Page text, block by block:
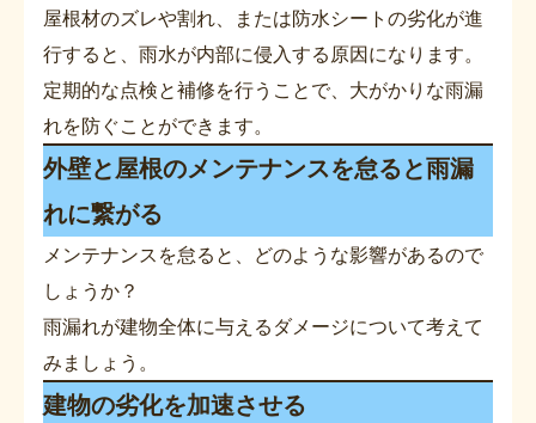
屋根材のズレや割れ、または防水シートの劣化が進
行すると、雨水が内部に侵入する原因になります。
定期的な点検と補修を行うことで、大がかりな雨漏
れを防ぐことができます。
外壁と屋根のメンテナンスを怠ると雨漏
れに繋がる
メンテナンスを怠ると、どのような影響があるので
しょうか？
雨漏れが建物全体に与えるダメージについて考えて
みましょう。
建物の劣化を加速させる